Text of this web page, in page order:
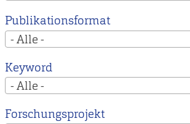
Publikationsformat
- Alle -
Keyword
- Alle -
Forschungsprojekt